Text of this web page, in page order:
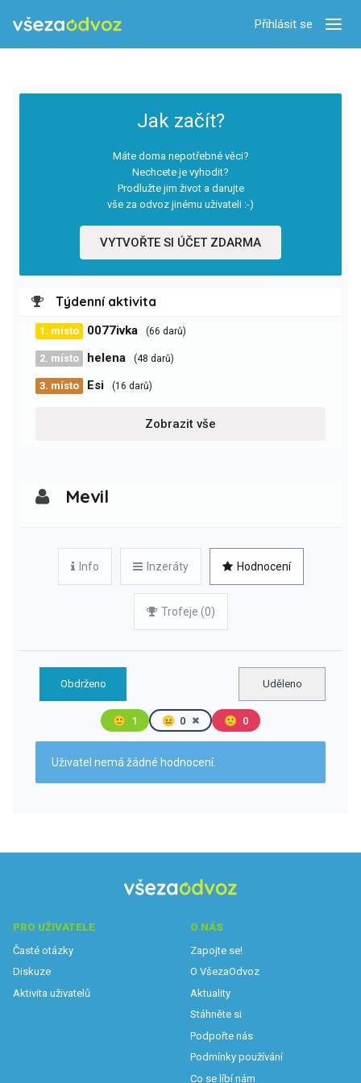
Přihlásit se
Jak začít?
Máte doma nepotřebné věci?
Nechcete je vyhodit?
Prodlužte jim život a darujte
vše za odvoz jinému uživateli :-)
VYTVOŘTE SI ÚČET ZDARMA
Týdenní aktivita
1. místo 0077ivka (66 darů)
2. místo helena (48 darů)
3. místo Esi (16 darů)
Zobrazit vše
Mevil
Info Inzeráty Hodnocení
Trofeje (0)
Obdrženo Uděleno
🙂 1 😐 0 🙁 0
Uživatel nemá žádné hodnocení.
PRO UŽIVATELE
Časté otázky
Diskuze
Aktivita uživatelů
O NÁS
Zapojte se!
O VšezaOdvoz
Aktuality
Stáhněte si
Podpořte nás
Podmínky používání
Co se líbí nám